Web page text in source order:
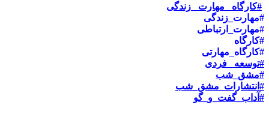
#کارگاه _مهارت _زندگی
#مهارت_زندگی
#مهارت_ارتباطی
#کارگاه
#کارگاه_مهارتی
#توسعه _فردی
#مشق_شب
#انتشارات_مشق_شب
#آداب_گفت_و_گو